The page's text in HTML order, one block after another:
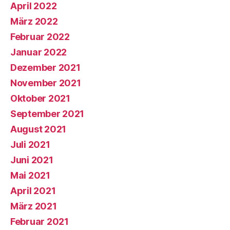
April 2022
März 2022
Februar 2022
Januar 2022
Dezember 2021
November 2021
Oktober 2021
September 2021
August 2021
Juli 2021
Juni 2021
Mai 2021
April 2021
März 2021
Februar 2021